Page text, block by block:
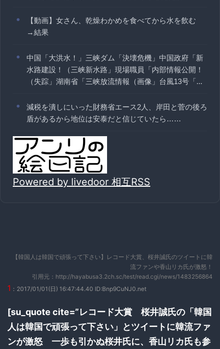
【動画】女さん、乾燥わかめを食べてから水を飲む
→結果
中国「大洪水！」三峡ダム「決壊危機」中国政府「新
水路建設！（三峡新水路」現場職員「内部情報公開！
（失踪」湖南省「三峡放流情報（画像」台風13号「...
減税を潰しにいった財務省エース2人、岸田と菅の後ろ
盾があるから地位は安泰だと信じていたら……
Powered by livedoor 相互RSS
【韓国人は韓国で頑張って下さい】レコード大賞、桜井誠氏のツイートに韓
流ファンや香山リカ氏が激怒！
引用元：http://hayabusa3.2ch.sc/test/read.cgi/news/1483256864
1 ：2017/01/01(日) 16:47:44.40 ID:Bnp9CuNJ0.net
[su_quote cite=”レコード大賞 桜井誠氏の「韓国
人は韓国で頑張って下さい」とツイートに韓流ファ
ンが激怒 一歩も引かぬ桜井氏に、香山リカ氏も参